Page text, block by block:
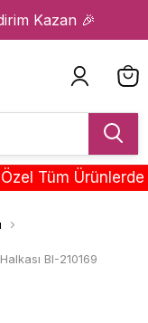
Kazan 🎉
Tüm Ürünlerde
BI-210169